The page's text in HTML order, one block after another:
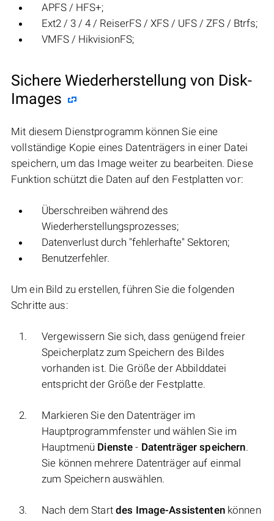
APFS / HFS+;
Ext2 / 3 / 4 / ReiserFS / XFS / UFS / ZFS / Btrfs;
VMFS / HikvisionFS;
Sichere Wiederherstellung von Disk-
Images
Mit diesem Dienstprogramm können Sie eine
vollständige Kopie eines Datenträgers in einer Datei
speichern, um das Image weiter zu bearbeiten. Diese
Funktion schützt die Daten auf den Festplatten vor:
Überschreiben während des
Wiederherstellungsprozesses;
Datenverlust durch "fehlerhafte" Sektoren;
Benutzerfehler.
Um ein Bild zu erstellen, führen Sie die folgenden
Schritte aus:
Vergewissern Sie sich, dass genügend freier
Speicherplatz zum Speichern des Bildes
vorhanden ist. Die Größe der Abbilddatei
entspricht der Größe der Festplatte.
Markieren Sie den Datenträger im
Hauptprogrammfenster und wählen Sie im
Hauptmenü Dienste - Datenträger speichern.
Sie können mehrere Datenträger auf einmal
zum Speichern auswählen.
Nach dem Start des Image-Assistentenkönnen